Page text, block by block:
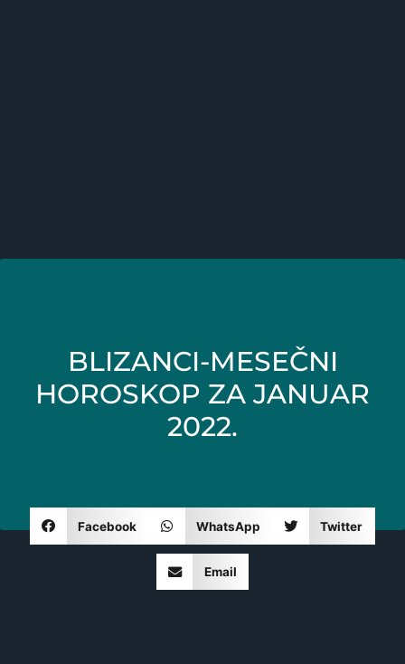
BLIZANCI-MESEČNI
HOROSKOP ZA JANUAR
2022.
Facebook WhatsApp Twitter
Email